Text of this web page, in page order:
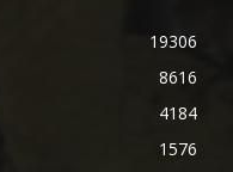
19306
8616
4184
1576